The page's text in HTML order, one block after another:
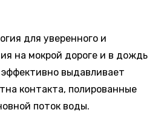
для уверенного и
на мокрой дороге и в дождь
выдавливает
контакта, полированные
поток воды.